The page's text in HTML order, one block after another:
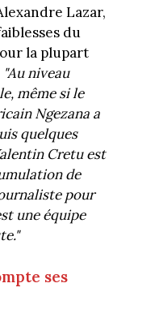
Lazar,
du
la plupart
"Au niveau
même si le
Ngezana a
quelques
Cretu est
de
pour
une équipe
ses